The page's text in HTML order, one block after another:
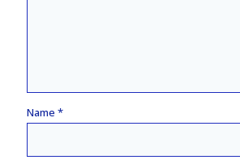
Name *